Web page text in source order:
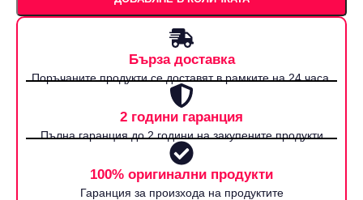
Бърза доставка
Поръчаните продукти се доставят в рамките на 24 часа.
2 години гаранция
Пълна гаранция до 2 години на закупените продукти
100% оригинални продукти
Гаранция за произхода на продуктите